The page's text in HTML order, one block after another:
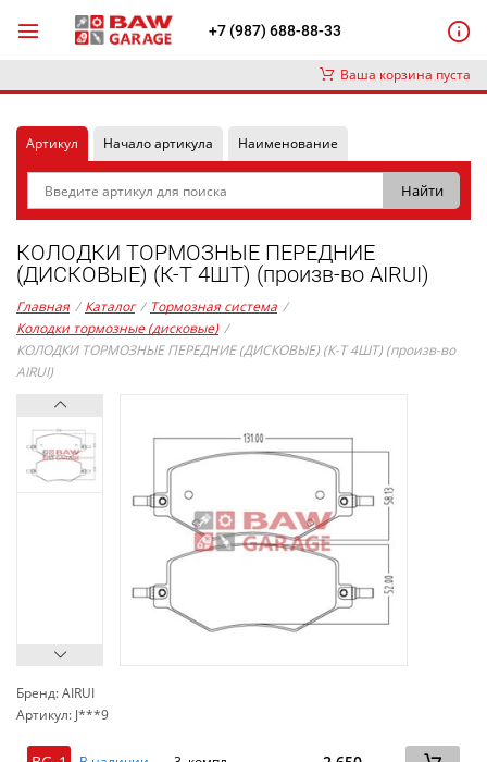
+7 (987) 688-88-33
Ваша корзина пуста
Артикул Начало артикула Наименование
КОЛОДКИ ТОРМОЗНЫЕ ПЕРЕДНИЕ
(ДИСКОВЫЕ) (К-Т 4ШТ) (произв-во AIRUI)
Главная / Каталог / Тормозная система /
Колодки тормозные (дисковые) /
КОЛОДКИ ТОРМОЗНЫЕ ПЕРЕДНИЕ (ДИСКОВЫЕ) (К-Т 4ШТ) (произв-во
AIRUI)
Бренд: AIRUI
Артикул: J***9